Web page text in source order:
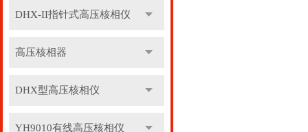
DHX-II指针式高压核相仪
高压核相器
DHX型高压核相仪
YH9010有线高压核相仪